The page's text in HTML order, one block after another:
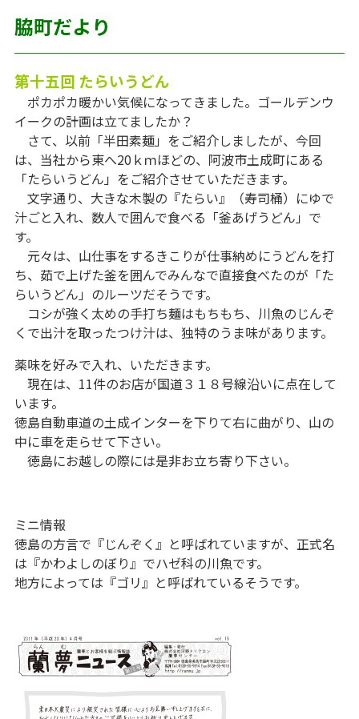
脇町だより
第十五回 たらいうどん
ポカポカ暖かい気候になってきました。ゴールデンウ
イークの計画は立てましたか？
さて、以前「半田素麺」をご紹介しましたが、今回
は、当社から東へ20ｋｍほどの、阿波市土成町にある
「たらいうどん」をご紹介させていただきます。
文字通り、大きな木製の『たらい』（寿司桶）にゆで
汁ごと入れ、数人で囲んで食べる「釜あげうどん」で
す。
元々は、山仕事をするきこりが仕事納めにうどんを打
ち、茹で上げた釜を囲んでみんなで直接食べたのが「た
らいうどん」のルーツだそうです。
コシが強く太めの手打ち麺はもちもち、川魚のじんぞ
くで出汁を取ったつけ汁は、独特のうま味があります。
薬味を好みで入れ、いただきます。
現在は、11件のお店が国道３１８号線沿いに点在して
います。
徳島自動車道の土成インターを下りて右に曲がり、山の
中に車を走らせて下さい。
徳島にお越しの際には是非お立ち寄り下さい。
ミニ情報
徳島の方言で『じんぞく』と呼ばれていますが、正式名
は『かわよしのぼり』でハゼ科の川魚です。
地方によっては『ゴリ』と呼ばれているそうです。